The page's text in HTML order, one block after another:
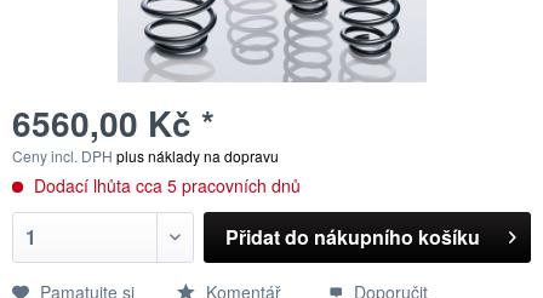
6560,00 Kč *
Ceny incl. DPH plus náklady na dopravu
Dodací lhůta cca 5 pracovních dnů
Přidat do nákupního košíku
Pamatujte si Komentář Doporučit